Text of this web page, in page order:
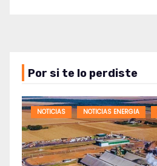
Por si te lo perdiste
NOTICIAS NOTICIAS ENERGIA